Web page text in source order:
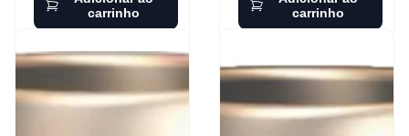
carrinho
carrinho